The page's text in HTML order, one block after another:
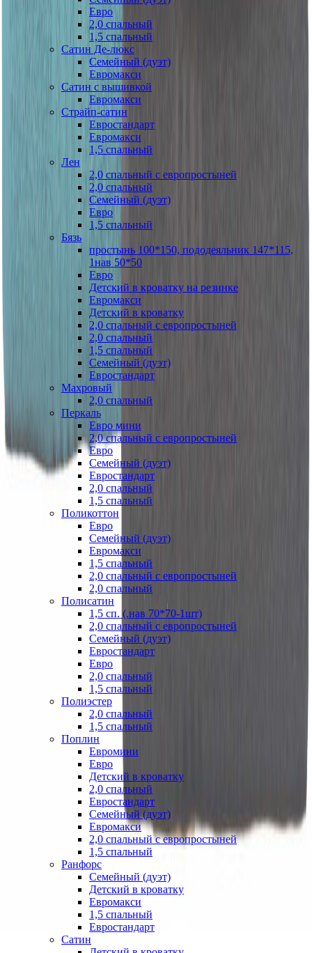
Евро
2,0 спальный
1,5 спальный
Сатин Де-люкс
Семейный (дуэт)
Евромакси
Сатин с вышивкой
Евромакси
Страйп-сатин
Евростандарт
Евромакси
1,5 спальный
Лен
2,0 спальный с европростыней
2,0 спальный
Семейный (дуэт)
Евро
1,5 спальный
Бязь
простынь 100*150, пододеяльник 147*115,
1нав 50*50
Евро
Детский в кроватку на резинке
Евромакси
Детский в кроватку
2,0 спальный с европростыней
2,0 спальный
1,5 спальный
Семейный (дуэт)
Евростандарт
Махровый
2,0 спальный
Перкаль
Евро мини
2,0 спальный с европростыней
Евро
Семейный (дуэт)
Евростандарт
2,0 спальный
1,5 спальный
Поликоттон
Евро
Семейный (дуэт)
Евромакси
1,5 спальный
2,0 спальный с европростыней
2,0 спальный
Полисатин
1,5 сп. (.нав 70*70-1шт)
2,0 спальный с европростыней
Семейный (дуэт)
Евростандарт
Евро
2,0 спальный
1,5 спальный
Полиэстер
2,0 спальный
1,5 спальный
Поплин
Евромини
Евро
Детский в кроватку
2,0 спальный
Евростандарт
Семейный (дуэт)
Евромакси
2,0 спальный с европростыней
1,5 спальный
Ранфорс
Семейный (дуэт)
Детский в кроватку
Евромакси
1,5 спальный
Евростандарт
Сатин